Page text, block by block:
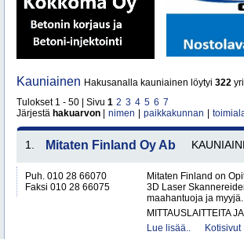
Kauniainen Hakusanalla kauniainen löytyi 322
Tulokset 1 - 50 | Sivu 1 2 3 4 5 6 7
Järjestä hakuarvon nimen paikkakunnan
1. Mitaten Finland Oy Ab
Puh. 010 28 66070
Faksi 010 28 66075
Mitaten Finland on
3D Laser
maahantuoja ja
MITTAUSLAITTEITA
Lue lisää..
Kotisivut